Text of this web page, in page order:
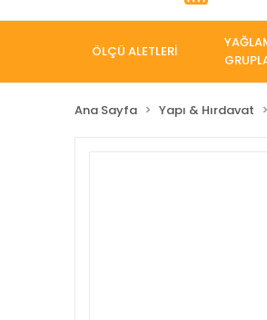
ÖLÇÜ ALETLERİ
Ana Sayfa Yapı & Hırdavat